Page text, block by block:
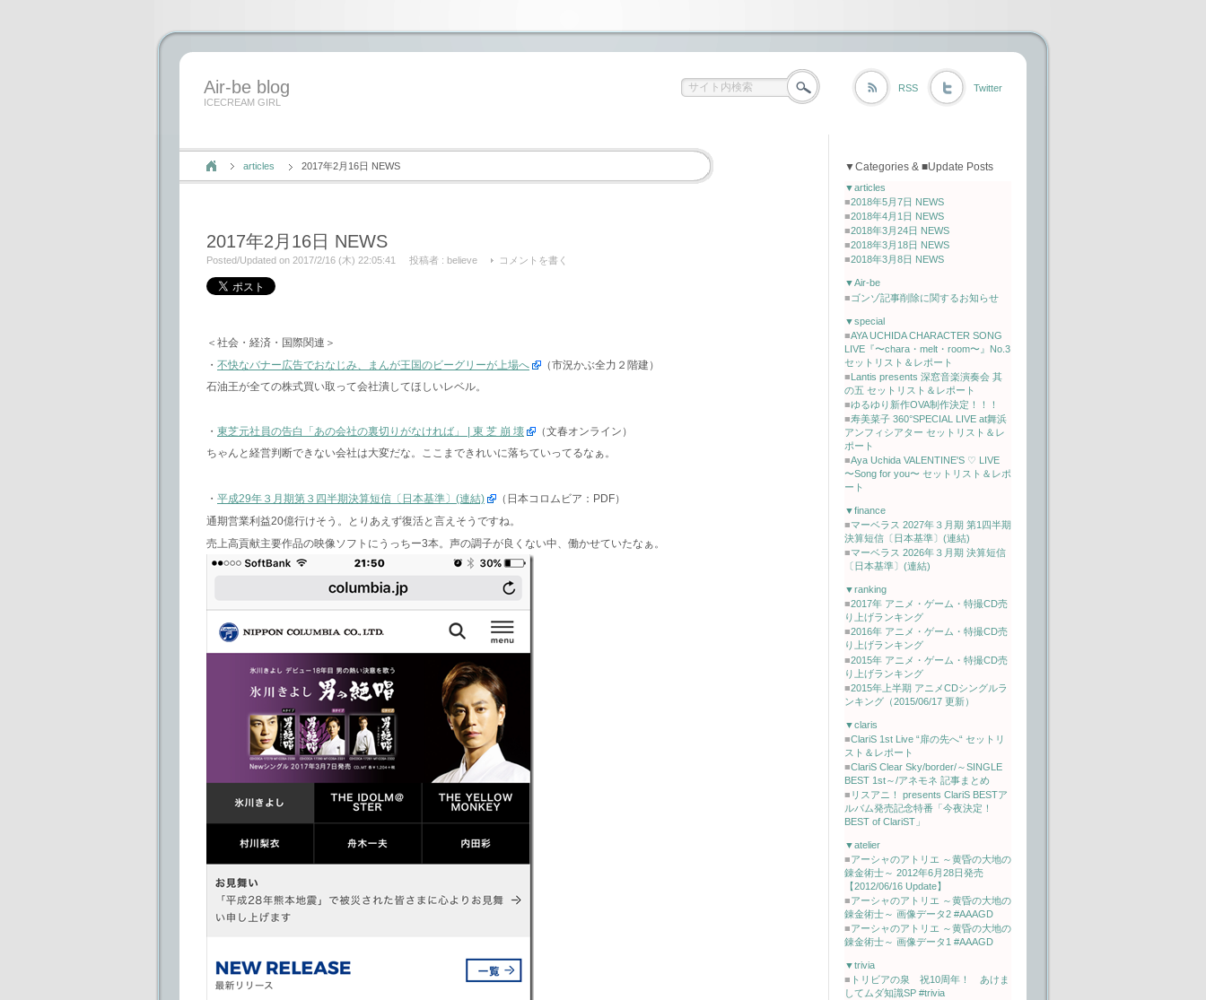
Air-be blog
ICECREAM GIRL
RSS Twitter
articles 2017年2月16日 NEWS
2017年2月16日 NEWS
Posted/Updated on 2017/2/16 (木) 22:05:41 投稿者 : believe コメントを書く
＜社会・経済・国際関連＞
・ 不快なバナー広告でおなじみ、まんが王国のビーグリーが上場へ
（市況かぶ全力２階建）
石油王が全ての株式買い取って会社潰してほしいレベル。
・ 東芝元社員の告白「あの会社の裏切りがなければ」 | 東 芝 崩 壊
（文春オンライン）
ちゃんと経営判断できない会社は大変だな。ここまできれいに落ちていってるなぁ。
・ 平成29年３月期第３四半期決算短信〔日本基準〕(連結)
（日本コロムビア：PDF）
通期営業利益20億行けそう。とりあえず復活と言えそうですね。
売上高貢献主要作品の映像ソフトにうっちー3本。声の調子が良くない中、働かせていたなぁ。
▼Categories & ■Update Posts
▼articles
■2018年5月7日 NEWS
■2018年4月1日 NEWS
■2018年3月24日 NEWS
■2018年3月18日 NEWS
■2018年3月8日 NEWS
▼Air-be
■ゴンゾ記事削除に関するお知らせ
▼special
■AYA UCHIDA CHARACTER SONG
LIVE『〜chara・melt・room〜』No.3
セットリスト＆レポート
■Lantis presents 深窓音楽演奏会 其
の五 セットリスト＆レポート
■ゆるゆり新作OVA制作決定！！！
■寿美菜子 360°SPECIAL LIVE at舞浜
アンフィシアター セットリスト＆レ
ポート
■Aya Uchida VALENTINE'S ♡ LIVE
〜Song for you〜 セットリスト＆レポ
ート
▼finance
■マーベラス 2027年３月期 第1四半期
決算短信〔日本基準〕(連結)
■マーベラス 2026年３月期 決算短信
〔日本基準〕(連結)
▼ranking
■2017年 アニメ・ゲーム・特撮CD売
り上げランキング
■2016年 アニメ・ゲーム・特撮CD売
り上げランキング
■2015年 アニメ・ゲーム・特撮CD売
り上げランキング
■2015年上半期 アニメCDシングルラ
ンキング（2015/06/17 更新）
▼claris
■ClariS 1st Live “扉の先へ“ セットリ
スト＆レポート
■ClariS Clear Sky/border/～SINGLE
BEST 1st～/アネモネ 記事まとめ
■ リスアニ！ presents ClariS BESTア
ルバム発売記念特番「今夜決定！
BEST of ClariST」
▼atelier
■アーシャのアトリエ ～黄昏の大地の
錬金術士～ 2012年6月28日発売
【2012/06/16 Update】
■アーシャのアトリエ ～黄昏の大地の
錬金術士～ 画像データ2 #AAAGD
■アーシャのアトリエ ～黄昏の大地の
錬金術士～ 画像データ1 #AAAGD
▼trivia
■ トリビアの泉 祝10周年！ あけま
してムダ知識SP #trivia